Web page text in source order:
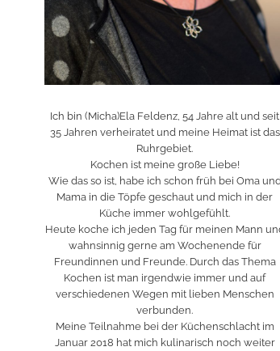
Ich bin (Micha)Ela Feldenz, 54 Jahre alt und seit
35 Jahren verheiratet und meine Heimat ist das
Ruhrgebiet.
Kochen ist meine große Liebe!
Wie das so ist, habe ich schon früh bei Oma und
Mama in die Töpfe geschaut und mich in der
Küche immer wohlgefühlt.
Heute koche ich jeden Tag für meinen Mann
wahnsinnig gerne am Wochenende für
Freundinnen und Freunde. Durch das Thema
Kochen ist man irgendwie immer und auf
verschiedenen Wegen mit lieben Menschen
verbunden.
Meine Teilnahme bei der Küchenschlacht im
Januar 2018 hat mich kulinarisch noch weiter